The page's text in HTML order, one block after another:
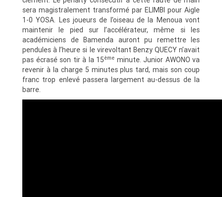
sera magistralement transformé par ELIMBI pour Aigle
1-0 YOSA. Les joueurs de l’oiseau de la Menoua vont
maintenir le pied sur l’accélérateur, même si les
académiciens de Bamenda auront pu remettre les
pendules à l’heure si le virevoltant Benzy QUECY n’avait
pas écrasé son tir à la 15ème minute. Junior AWONO va
revenir à la charge 5 minutes plus tard, mais son coup
franc trop enlevé passera largement au-dessus de la
barre.